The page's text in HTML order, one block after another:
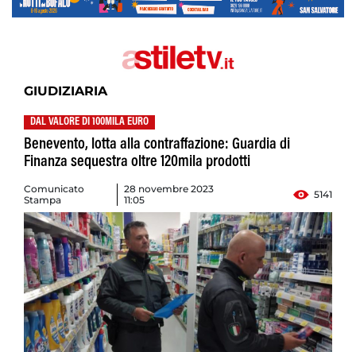
GIUDIZIARIA
DAL VALORE DI 100MILA EURO
Benevento, lotta alla contraffazione: Guardia di
Finanza sequestra oltre 120mila prodotti
Comunicato
Stampa
28 novembre 2023
11:05
5141